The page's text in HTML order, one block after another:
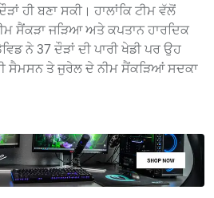
ਹੀ ਬਣਾ ਸਕੀ। ਹਾਲਾਂਕਿ ਟੀਮ ਵੱਲੋਂ
ਸੈਂਕੜਾ ਜੜਿਆ ਅਤੇ ਕਪਤਾਨ ਹਾਰਦਿਕ
ਨੇ 37 ਦੌੜਾਂ ਦੀ ਪਾਰੀ ਖੇਡੀ ਪਰ ਉਹ
ਸੈਮਸਨ ਤੇ ਜੁਰੇਲ ਦੇ ਨੀਮ ਸੈਂਕੜਿਆਂ ਸਦਕਾ